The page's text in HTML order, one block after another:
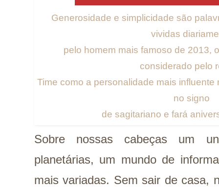
Generosidade e simplicidade são
vividas
pelo homem mais famoso de 2013,
considerado pelo
Time como a personalidade mais
no signo
de sagitariano e fará
Sobre nossas cabeças um
planetárias, um mundo de
mais variadas. Sem sair de casa,